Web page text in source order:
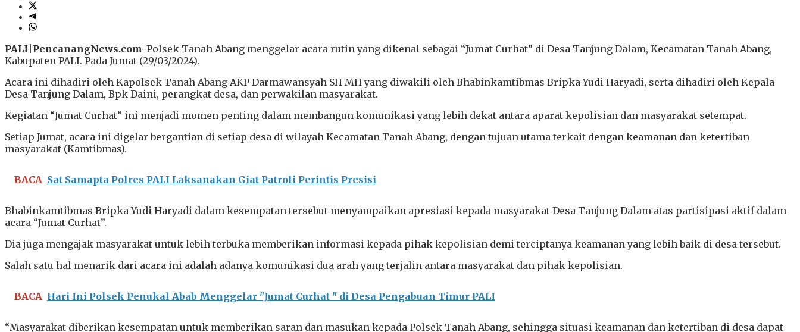
PALI PencanangNews.com-Polsek Tanah Abang menggelar acara rutin yang dikenal sebagai “Jumat Curhat” di Desa Tanjung Dalam, Kecamatan Tanah Abang,
Kabupaten PALI. Pada Jumat (29/03/2024).
Acara ini dihadiri oleh Kapolsek Tanah Abang AKP Darmawansyah SH MH yang diwakili oleh Bhabinkamtibmas Bripka Yudi Haryadi, serta dihadiri oleh Kepala
Desa Tanjung Dalam, Bpk Daini, perangkat desa, dan perwakilan masyarakat.
Kegiatan “Jumat Curhat” ini menjadi momen penting dalam membangun komunikasi yang lebih dekat antara aparat kepolisian dan masyarakat setempat.
Setiap Jumat, acara ini digelar bergantian di setiap desa di wilayah Kecamatan Tanah Abang, dengan tujuan utama terkait dengan keamanan dan ketertiban
masyarakat (Kamtibmas).
BACA Sat Samapta Polres PALI Laksanakan Giat Patroli Perintis Presisi
Bhabinkamtibmas Bripka Yudi Haryadi dalam kesempatan tersebut menyampaikan apresiasi kepada masyarakat Desa Tanjung Dalam atas partisipasi aktif dalam
acara “Jumat Curhat”.
Dia juga mengajak masyarakat untuk lebih terbuka memberikan informasi kepada pihak kepolisian demi terciptanya keamanan yang lebih baik di desa tersebut.
Salah satu hal menarik dari acara ini adalah adanya komunikasi dua arah yang terjalin antara masyarakat dan pihak kepolisian.
BACA Hari Ini Polsek Penukal Abab Menggelar "Jumat Curhat " di Desa Pengabuan Timur PALI
“Masyarakat diberikan kesempatan untuk memberikan saran dan masukan kepada Polsek Tanah Abang, sehingga situasi keamanan dan ketertiban di desa dapat